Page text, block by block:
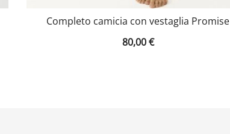
Completo camicia con vestaglia Promise
80,00€